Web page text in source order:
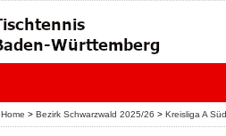
Home > Bezirk Schwarzwald 2025/26 > Kreisliga A